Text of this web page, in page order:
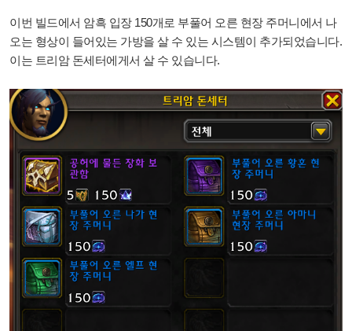
이번 빌드에서 암흑 입장 150개로 부풀어 오른 현장 주머니에서 나
오는 형상이 들어있는 가방을 살 수 있는 시스템이 추가되었습니다.
이는 트리암 돈세터에게서 살 수 있습니다.